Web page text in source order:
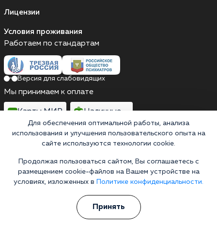
Лицензии
Условия проживания
Выездные бригады работают круглосуточно
Терская улица, 39, Анапа, Краснодарский край
Выездные бригады работают круглосуточно
+7 (861) 217-62-34
Информационная служба
Работаем по стандартам
Версия для слабовидящих
Мы принимаем к оплате
Карты МИР Наличные
Для обеспечения оптимальной работы, анализа
использования и улучшения пользовательского опыта на
сайте используются технологии cookie.
Продолжая пользоваться сайтом, Вы соглашаетесь с
размещением cookie-файлов на Вашем устройстве на
условиях, изложенных в
Политике конфиденциальности.
Принять